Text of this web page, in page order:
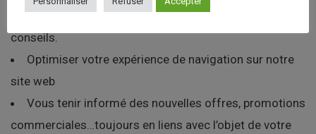
notamment des informations précontractuelles et des
conseils.
Optimiser votre expérience de navigation sur notre
site web
Vous tenir informé des nouvelles offres, promotions
commerciales…toujours en liens avec l’objet de votre